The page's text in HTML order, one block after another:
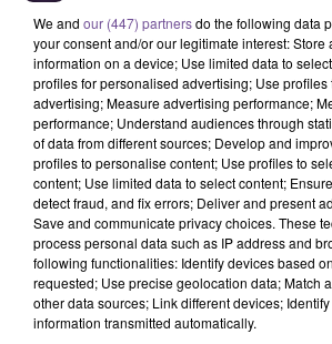
Vous serez en charge de l’accueil
Vous assurerez le secrétariat,
réunions en réalisant les prises de notes.
avec les responsables de services à
documents internes et externes. Vous
archiver et diffuser les informations
responsables et aux équipes concernées.
We and our (447) partnersdo the following data
your consent and/or our legitimate interest: Store
information on a device; Use limited data to
profiles for personalised advertising; Use
advertising; Measure advertising performance;
performance; Understand audiences through
of data from different sources; Develop and
profiles to personalise content; Use profiles to
content; Use limited data to select content;
detect fraud, and fix errors; Deliver and present
Save and communicate privacy choices. These
process personal data such as IP address and
following functionalities: Identify devices based
requested; Use precise geolocation data; Match
other data sources; Link different devices;
information transmitted automatically.